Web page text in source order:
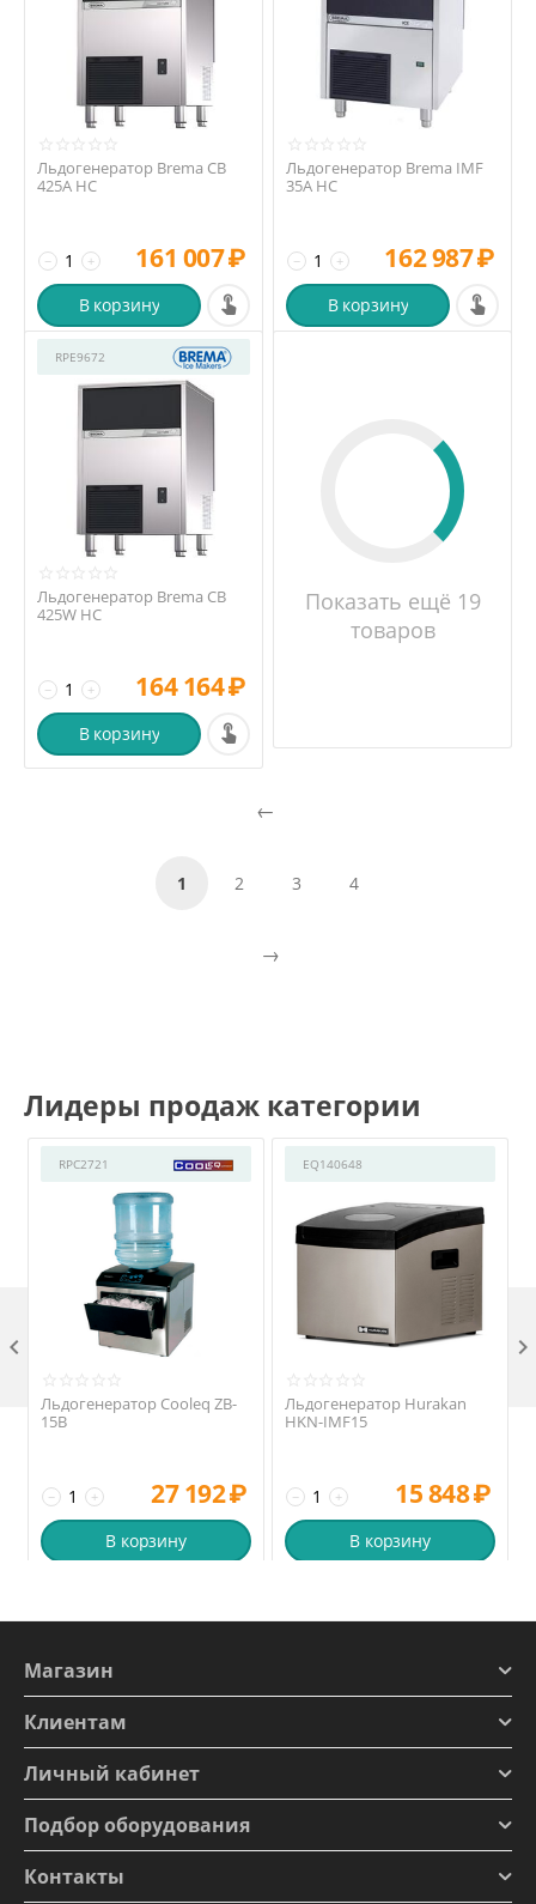
Льдогенератор Brema CB
425A HC
+
− 161 007₽
В корзину
Льдогенератор Brema IMF
35A HC
+
− 162 987₽
В корзину
RPE9672
Льдогенератор Brema CB
425W HC
+
− 164 164₽
В корзину
Показать ещё 19
товаров
1 2 3 4
Лидеры продаж категории
RPC2721
Льдогенератор Cooleq ZB-
15B
+
− 27 192₽
В корзину
EQ140648
Льдогенератор Hurakan
HKN-IMF15
+
− 15 848₽
В корзину
 
Магазин
Клиентам
Личный кабинет
Подбор оборудования
Контакты